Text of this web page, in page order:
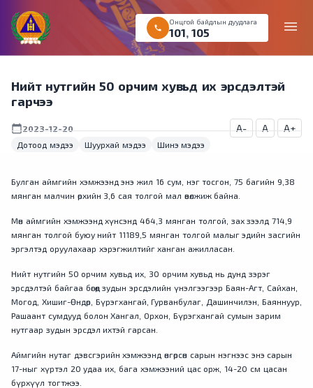
menu
call
Онцгой байдлын дуудлага
101 ,105
Нийт нутгийн 50 орчим хувьд их эрсдэлтэй
гарчээ
calendar_today2023-12-20
Дотоод мэдээ
Шуурхай мэдээ Шинэ мэдээ
A- A A+
Булган аймгийн хэмжээнд энэ жил 16 сум, нэг тосгон, 75 багийн 9,38
мянган малчин өрхийн 3,6 сая толгой мал өвөлжиж байна.
Мөн аймгийн хэмжээнд хүнсэнд 464,3 мянган толгой, зах зээлд 714,9
мянган толгой буюу нийт 11189,5 мянган толгой малыг эдийн засгийн
эргэлтэд оруулахаар хэрэгжилтийг ханган ажилласан.
Нийт нутгийн 50 орчим хувьд их, 30 орчим хувьд нь дунд зэрэг
эрсдэлтэй байгаа бөгөөд зудын эрсдэлийн үнэлгээгээр Баян-Агт, Сайхан,
Могод, Хишиг-Өндөр, Бүрэгхангай, Гурванбулаг, Дашинчилэн, Баяннуур,
Рашаант сумдууд болон Хангал, Орхон, Бүрэгхангай сумын зарим
нутгаар зудын эрсдэл ихтэй гарсан.
Аймгийн нутаг дэвсгэрийн хэмжээнд өнгөрсөн сарын нэгнээс энэ сарын
17-ныг хүртэл 20 удаа их, бага хэмжээний цас орж, 14-20 см цасан
бүрхүүл тогтжээ.